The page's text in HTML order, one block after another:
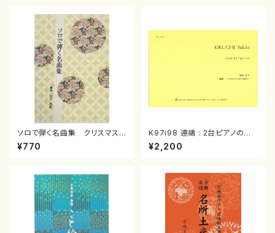
ソロで弾く名曲集 クリスマス・
イブ／恋人がサンタクロース(
箏独奏 /大平光美 編曲/楽
¥770
K97i98 連禱 : 2台ピアノのた
めの（2 Pianos / 菊池 幸夫 /
楽譜）
¥2,200